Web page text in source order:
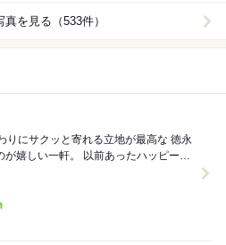
を見る（533件）